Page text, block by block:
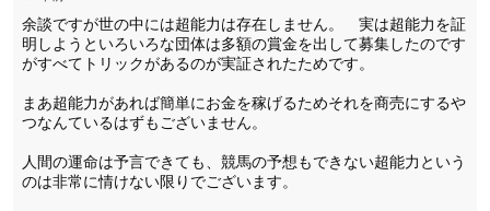
余談ですが世の中には超能力は存在しません。 実は超能力を証
明しようといろいろな団体は多額の賞金を出して募集したのです
がすべてトリックがあるのが実証されたためです。
まあ超能力があれば簡単にお金を稼げるためそれを商売にするや
つなんているはずもございません。
人間の運命は予言できても、競馬の予想もできない超能力という
のは非常に情けない限りでございます。